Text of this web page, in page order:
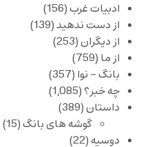
ادبیات غرب(156)
از دست ندهید(139)
از دیگران(253)
از ما (759)
بانگ – نوا (357)
چه خبر؟(1,085)
داستان(389)
گوشه های بانگ(15)
دوسیه(22)